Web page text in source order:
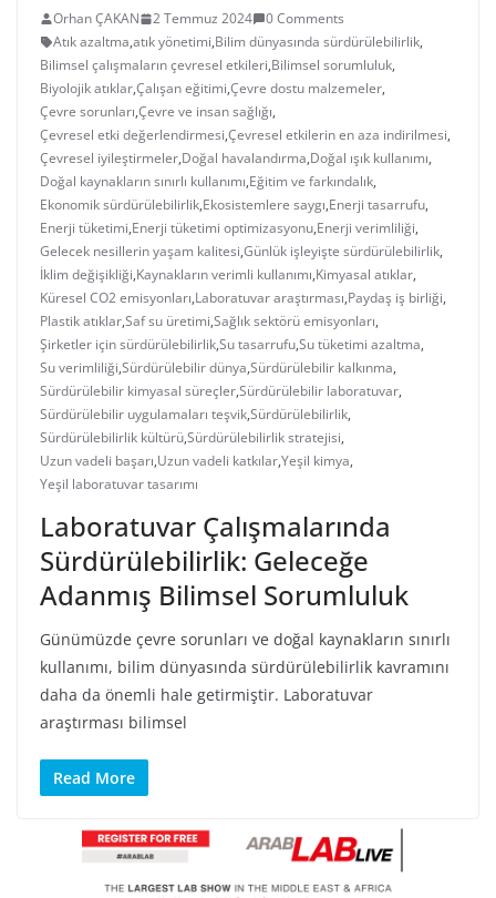
Orhan ÇAKAN 2 Temmuz 2024
0 Comments
Atık azaltma,atık yönetimi,Bilim dünyasında sürdürülebilirlik,
Bilimsel çalışmaların çevresel etkileri,Bilimsel sorumluluk,
Biyolojik atıklar,Çalışan eğitimi,Çevre dostu malzemeler,
Çevre sorunları,Çevre ve insan sağlığı,
Çevresel etki değerlendirmesi,Çevresel etkilerin en aza indirilmesi,
Çevresel iyileştirmeler,Doğal havalandırma,Doğal ışık kullanımı,
Doğal kaynakların sınırlı kullanımı,Eğitim ve farkındalık,
Ekonomik sürdürülebilirlik,Ekosistemlere saygı,Enerji tasarrufu,
Enerji tüketimi,Enerji tüketimi optimizasyonu,Enerji verimliliği,
Gelecek nesillerin yaşam kalitesi,Günlük işleyişte sürdürülebilirlik,
İklim değişikliği,Kaynakların verimli kullanımı,Kimyasal atıklar,
Küresel CO2 emisyonları,Laboratuvar araştırması,Paydaş iş birliği,
Plastik atıklar,Saf su üretimi,Sağlık sektörü emisyonları,
Şirketler için sürdürülebilirlik,Su tasarrufu,Su tüketimi azaltma,
Su verimliliği,Sürdürülebilir dünya,Sürdürülebilir kalkınma,
Sürdürülebilir kimyasal süreçler,Sürdürülebilir laboratuvar,
Sürdürülebilir uygulamaları teşvik,Sürdürülebilirlik,
Sürdürülebilirlik kültürü,Sürdürülebilirlik stratejisi,
Uzun vadeli başarı,Uzun vadeli katkılar,Yeşil kimya,
Yeşil laboratuvar tasarımı
Laboratuvar Çalışmalarında
Sürdürülebilirlik: Geleceğe
Adanmış Bilimsel Sorumluluk
Günümüzde çevre sorunları ve doğal kaynakların sınırlı
kullanımı, bilim dünyasında sürdürülebilirlik kavramını
daha da önemli hale getirmiştir. Laboratuvar
araştırması bilimsel
Read More